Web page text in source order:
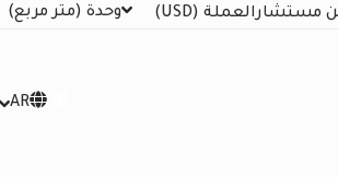
مستشارالعملة (USD) وحدة (متر مربع)
AR